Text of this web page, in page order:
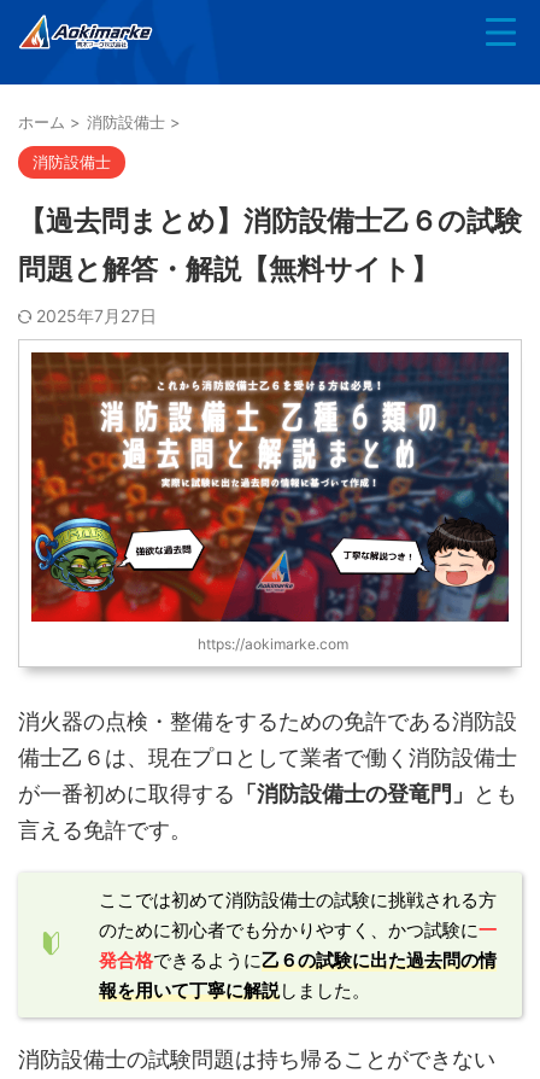
ホーム > 消防設備士 >
消防設備士
【過去問まとめ】消防設備士乙６の試験
問題と解答・解説【無料サイト】
2025年7月27日
https://aokimarke.com
消火器の点検・整備をするための免許である消防設
備士乙６は、現在プロとして業者で働く消防設備士
が一番初めに取得する 「消防設備士の登竜門」
とも
言える免許です。
ここでは初めて消防設備士の試験に挑戦される方
のために初心者でも分かりやすく、かつ試験に一
発合格できるように乙６の試験に出た過去問の情
報を用いて丁寧に解説しました。
消防設備士の試験問題は持ち帰ることができない